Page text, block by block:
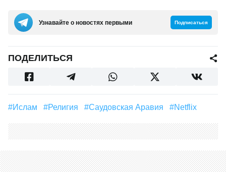
Узнавайте о новостях первыми Подписаться
ПОДЕЛИТЬСЯ
#Ислам #религия #Саудовская Аравия #Netflix